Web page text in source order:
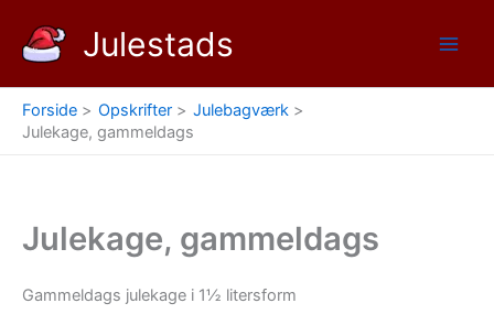
indholdet
Julestads
Forside Opskrifter
Julebagværk
Julekage, gammeldags
Julekage, gammeldags
Gammeldags julekage i 1½ litersform